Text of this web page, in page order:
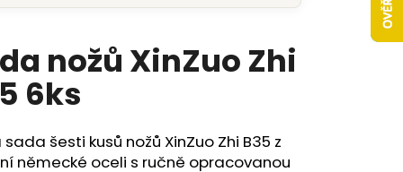
nožů XinZuo Zhi
6ks
sada šesti kusů nožů XinZuo Zhi B35 z
německé oceli s ručně opracovanou